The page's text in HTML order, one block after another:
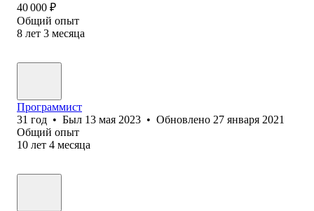
40 000 ₽
Общий опыт
8 лет 3 месяца
Программист
31 год • Был 13 мая 2023 • Обновлено 27 января 2021
Общий опыт
10 лет 4 месяца